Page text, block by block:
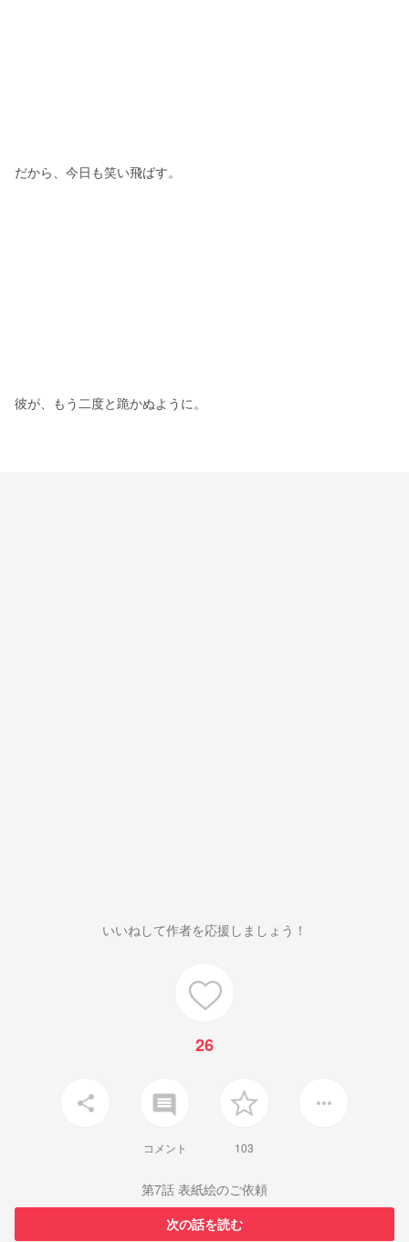
だから、今日も笑い飛ばす。
彼が、もう二度と跪かぬように。
いいねして作者を応援しましょう！
26
share insert_comment
コメント 103
more_horiz
第7話 表紙絵のご依頼
次の話を読む